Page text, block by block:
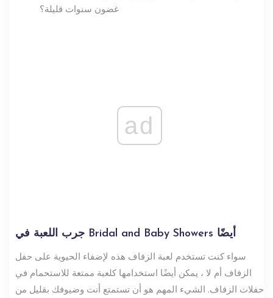
غضون سنوات قليلة؟
ad
جرب اللعبة في Bridal and Baby Showers أيضًا
سواء كنت تستخدم لعبة الزفاف هذه لإضفاء الحيوية على حفل
الزفاف أم لا ، يمكن أيضًا استخدامها كلعبة ممتعة للاستحمام في
حفلات الزفاف. الشيء المهم هو أن تستمتع أنت وضيوفك بقليل من